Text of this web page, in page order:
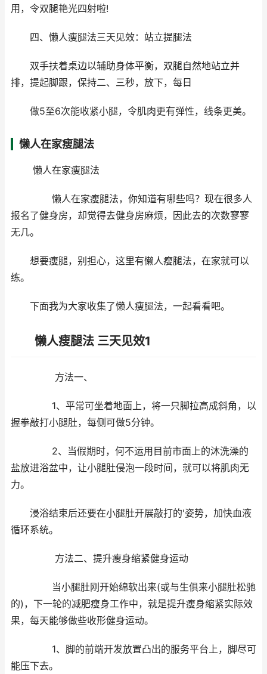
用，令双腿艳光四射啦!
四、懒人瘦腿法三天见效：站立提腿法
双手扶着桌边以辅助身体平衡，双腿自然地站立并
排，提起脚跟，保持二、三秒，放下，每日
做5至6次能收紧小腿，令肌肉更有弹性，线条更美。
懒人在家瘦腿法
懒人在家瘦腿法
懒人在家瘦腿法，你知道有哪些吗？现在很多人
报名了健身房，却觉得去健身房麻烦，因此去的次数寥寥
无几。
想要瘦腿，别担心，这里有懒人瘦腿法，在家就可以
练。
下面我为大家收集了懒人瘦腿法，一起看看吧。
懒人瘦腿法 三天见效1
方法一、
1、平常可坐着地面上，将一只脚拉高成斜角，以
握拳敲打小腿肚，每侧可做5分钟。
2、当假期时，何不运用目前市面上的沐洗澡的
盐放进浴盆中，让小腿肚侵泡一段时间，就可以将肌肉无
力。
浸浴结束后还要在小腿肚开展敲打的'姿势，加快血液
循环系统。
方法二、提升瘦身缩紧健身运动
当小腿肚刚开始绵软出来(或与生俱来小腿肚松驰
的)，下一轮的减肥瘦身工作中，就是提升瘦身缩紧实际效
果，每天能够做些收形健身运动。
1、脚的前端开发放置凸出的服务平台上，脚尽可
能压下去。